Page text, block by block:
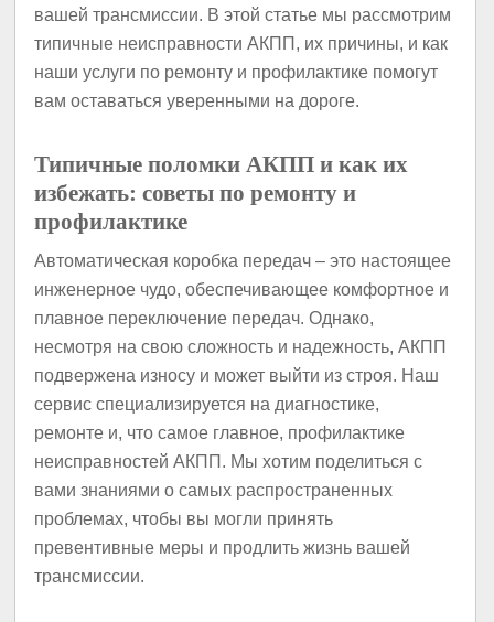
вашей трансмиссии. В этой статье мы рассмотрим
типичные неисправности АКПП, их причины, и как
наши услуги по ремонту и профилактике помогут
вам оставаться уверенными на дороге.
Типичные поломки АКПП и как их
избежать: советы по ремонту и
профилактике
Автоматическая коробка передач – это настоящее
инженерное чудо, обеспечивающее комфортное и
плавное переключение передач. Однако,
несмотря на свою сложность и надежность, АКПП
подвержена износу и может выйти из строя. Наш
сервис специализируется на диагностике,
ремонте и, что самое главное, профилактике
неисправностей АКПП. Мы хотим поделиться с
вами знаниями о самых распространенных
проблемах, чтобы вы могли принять
превентивные меры и продлить жизнь вашей
трансмиссии.